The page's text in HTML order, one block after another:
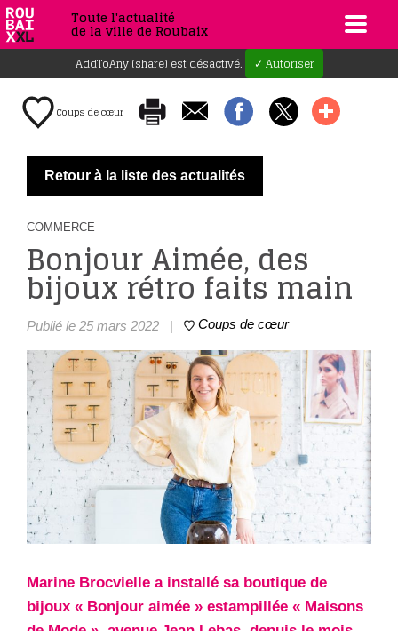
Toute l'actualité
de la ville de Roubaix
AddToAny (share) est désactivé. ✓ Autoriser
Coups de cœur
Retour à la liste des actualités
COMMERCE
Bonjour Aimée, des
bijoux rétro faits main
Publié le 25 mars 2022 | Coups de cœur
Marine Brocvielle a installé sa boutique de
bijoux « Bonjour aimée » estampillée « Maisons